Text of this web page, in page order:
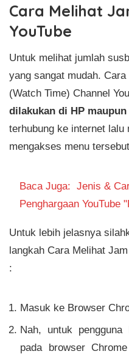
Cara Melihat
YouTube
Untuk melihat jumlah
yang sangat mudah.
(Watch Time) Channel
dilakukan di HP
terhubung ke internet
mengakses menu
Baca Juga: Jenis &
Penghargaan YouTube
Untuk lebih jelasnya
langkah Cara Melihat
:
Masuk ke Browser
Nah, untuk pengguna
pada browser